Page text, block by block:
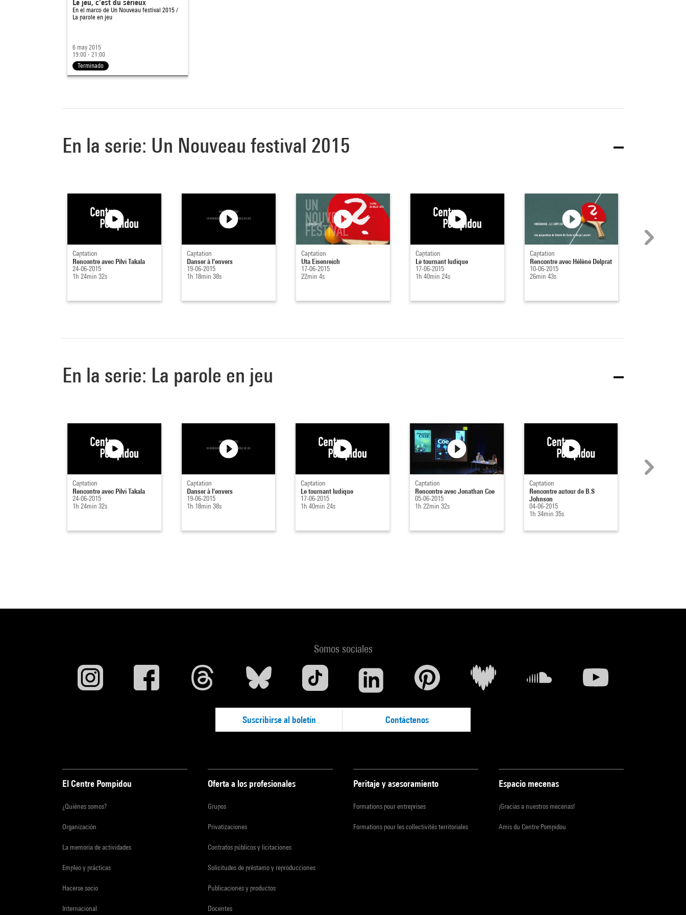
Le jeu, c'est du sérieux
En el marco de Un Nouveau festival 2015 /
La parole en jeu
6 may 2015
19:00 - 21:00
Terminado
En la serie: Un Nouveau festival 2015
Captation
Rencontre avec Pilvi Takala
24-06-2015
1h 24min 32s
Captation
Danser à l'envers
19-06-2015
1h 18min 38s
Captation
Uta Eisenreich
17-06-2015
22min 4s
Captation
Le tournant ludique
17-06-2015
1h 40min 24s
Captation
Rencontre avec Hélène Delprat
10-06-2015
26min 43s
En la serie: La parole en jeu
Captation
Rencontre avec Pilvi Takala
24-06-2015
1h 24min 32s
Captation
Danser à l'envers
19-06-2015
1h 18min 38s
Captation
Le tournant ludique
17-06-2015
1h 40min 24s
Captation
Rencontre avec Jonathan Coe
05-06-2015
1h 22min 32s
Captation
Rencontre autour de B.S
Johnson
04-06-2015
1h 34min 35s
Somos sociales
Suscribirse al boletín Contáctenos
El Centre Pompidou
¿Quiénes somos?
Organización
La memoria de actividades
Empleo y prácticas
Hacerse socio
Internacional
Oferta a los profesionales
Grupos
Privatizaciones
Contratos públicos y licitaciones
Solicitudes de préstamo y reproducciones
Publicaciones y productos
Docentes
Peritaje y asesoramiento
Formations pour entreprises
Formations pour les collectivités territoriales
Espacio mecenas
¡Gracias a nuestros mecenas!
Amis du Centre Pompidou